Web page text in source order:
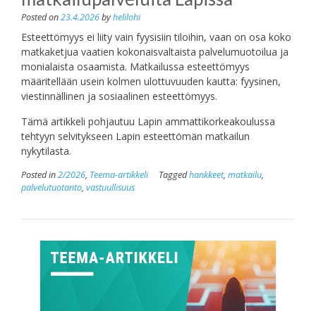
Posted on23.4.2026byhelilohi
Esteettömyys ei liity vain fyysisiin tiloihin, vaan on osa koko
matkaketjua vaatien kokonaisvaltaista palvelumuotoilua ja
monialaista osaamista. Matkailussa esteettömyys
määritellään usein kolmen ulottuvuuden kautta: fyysinen,
viestinnällinen ja sosiaalinen esteettömyys.
Tämä artikkeli pohjautuu Lapin ammattikorkeakoulussa
tehtyyn selvitykseen Lapin esteettömän matkailun
nykytilasta.
Posted in2/2026, Teema-artikkeli Taggedhankkeet, matkailu,
palvelutuotanto, vastuullisuus